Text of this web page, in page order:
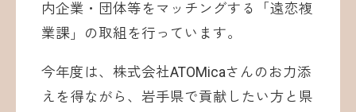
内企業・団体等をマッチングする「遠恋複
業課」の取組を行っています。
今年度は、株式会社ATOMicaさんのお力添
えを得ながら、岩手県で貢献したい方と県